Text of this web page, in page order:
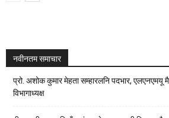
नवीनतम समाचार
प्रो. अशोक कुमार मेहता सम्हारलनि पदभार, एलएनएमयू
विभागाध्यक्ष